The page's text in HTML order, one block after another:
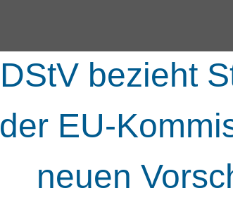
DStV bezieht
der EU-
neuen